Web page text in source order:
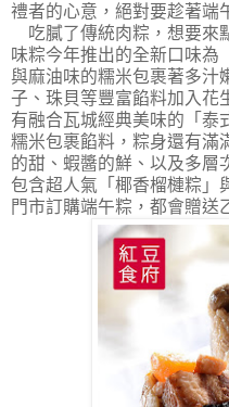
禮者的心意，絕對要趁著端
吃膩了傳統肉粽，想要來
味粽今年推出的全新口味為
與麻油味的糯米包裹著多汁
子、珠貝等豐富餡料加入花
有融合瓦城經典美味的「泰
糯米包裹餡料，粽身還有滿
的甜、蝦醬的鮮、以及多層
包含超人氣「椰香榴槤粽」
門市訂購端午粽，都會贈送